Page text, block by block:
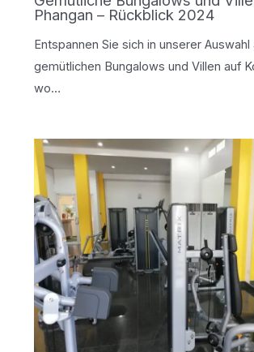
Phangan – Rückblick 2024
Entspannen Sie sich in unserer Auswahl
gemütlichen Bungalows und Villen auf
wo…